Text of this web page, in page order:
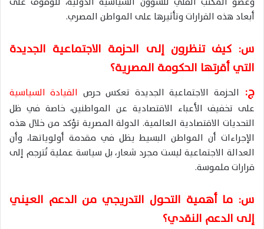
أبعاد هذه القرارات وتأثيرها على المواطن المصري.
س: كيف تنظرون إلى الحزمة الاجتماعية الجديدة
التي أقرتها الحكومة المصرية؟
ج: الحزمة الاجتماعية الجديدة تعكس حرص القيادة السياسية
على تخفيف الأعباء الاقتصادية عن المواطنين، خاصة في ظل
التحديات الاقتصادية العالمية. الدولة المصرية تؤكد من خلال هذه
الإجراءات أن المواطن البسيط يظل في مقدمة أولوياتها، وأن
العدالة الاجتماعية ليست مجرد شعار، بل سياسة عملية تُترجم إلى
قرارات ملموسة.
س: ما أهمية التحول التدريجي من الدعم العيني
إلى الدعم النقدي؟